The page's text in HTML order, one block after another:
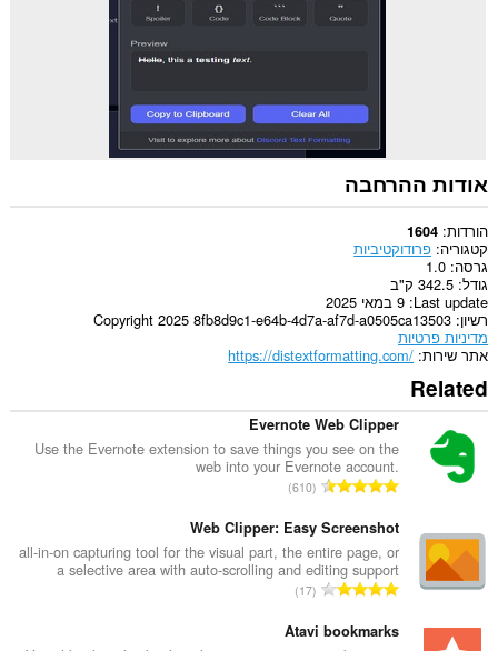
אודות ההרחבה
הורדות 1604
קטגוריה פרודוקטיביות
גרסה 1.0
גודל 342.5 ק"ב
Last update 9 במאי 2025
רשיון Copyright 2025 8fb8d9c1-e64b-4d7a-af7d-a0505ca13503
מדיניות פרטיות
אתר שירות https://distextformatting.com/
Related
Evernote Web Clipper
Use the Evernote extension to save things you see on the
web into your Evernote account.
מ
פ
ר
ד
י
610
Web Clipper: Easy Screenshot
all-in-on capturing tool for the visual part, the entire page, or
a selective area with auto-scrolling and editing support
מ
פ
17
Atavi bookmarks